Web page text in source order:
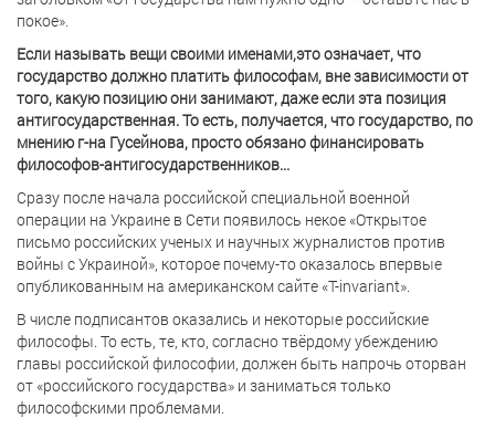
покое».
Если называть вещи своими именами,это означает, что
государство должно платить философам, вне зависимости от
того, какую позицию они занимают, даже если эта позиция
антигосударственная. То есть, получается, что государство, по
мнению г-на Гусейнова, просто обязано финансировать
философов-антигосударственников...
Сразу после начала российской специальной военной
операции на Украине в Сети появилось некое «Открытое
письмо российских ученых и научных журналистов против
войны с Украиной», которое почему-то оказалось впервые
опубликованным на американском сайте «T-invariant».
В числе подписантов оказались и некоторые российские
философы. То есть, те, кто, согласно твёрдому убеждению
главы российской философии, должен быть напрочь оторван
от «российского государства» и заниматься только
философскими проблемами.